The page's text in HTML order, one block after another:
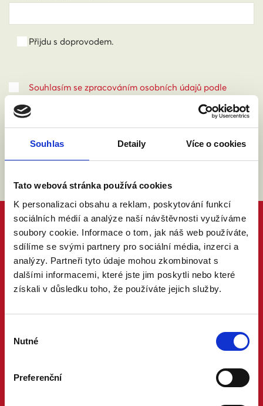
Souhlas Detaily Více o cookies
Tato webová stránka používá cookies
K personalizaci obsahu a reklam, poskytování funkcí
sociálních médií a analýze naší návštěvnosti využíváme
soubory cookie. Informace o tom, jak náš web používáte,
sdílíme se svými partnery pro sociální média, inzerci a
analýzy. Partneři tyto údaje mohou zkombinovat s
dalšími informacemi, které jste jim poskytli nebo které
získali v důsledku toho, že používáte jejich služby.
souhlasu
Nutné
Preferenční
Přijdu s doprovodem.
Souhlasím se zpracováním osobních údajů podle